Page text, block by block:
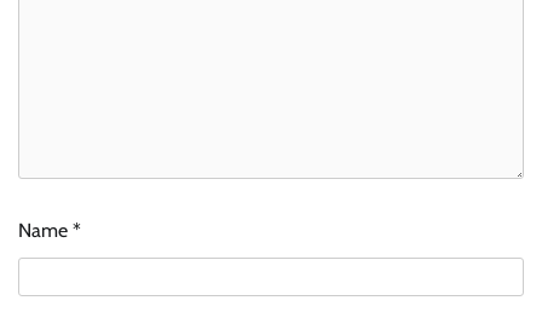
Name *